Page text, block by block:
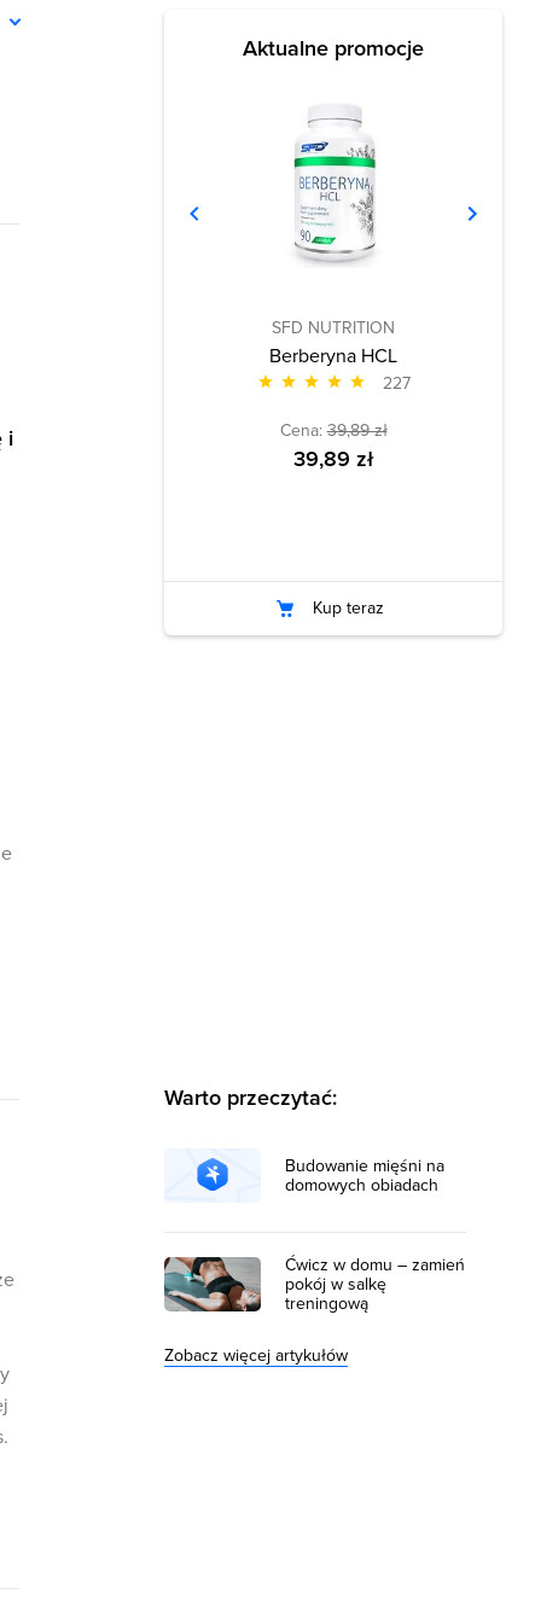
i
Aktualne promocje
SFD NUTRITION
Berberyna HCL
227
Cena:39,89 zł
39,89 zł
Kup teraz
Warto przeczytać:
Budowanie mięśni na
domowych obiadach
Ćwicz w domu – zamień
pokój w salkę
treningową
Zobacz więcej artykułów